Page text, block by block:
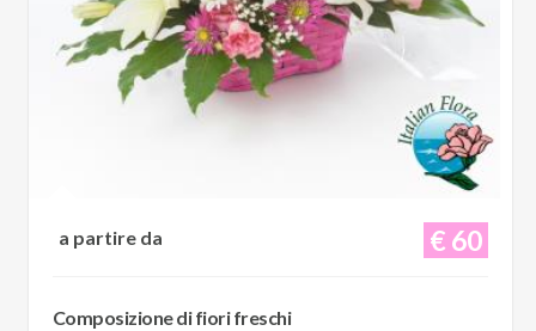
€ 60
a partire da
Composizione di fiori freschi